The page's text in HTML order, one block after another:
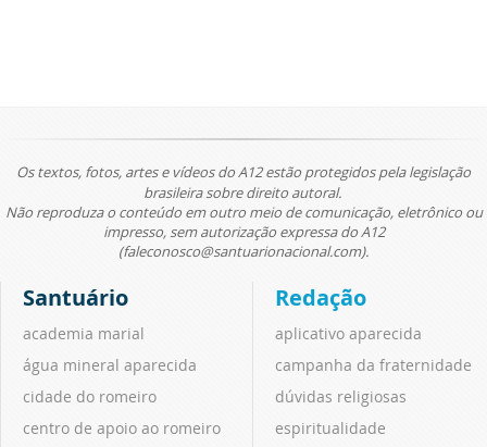
Os textos, fotos, artes e vídeos do A12 estão protegidos pela legislação
brasileira sobre direito autoral.
Não reproduza o conteúdo em outro meio de comunicação, eletrônico ou
impresso, sem autorização expressa do A12
(faleconosco@santuarionacional.com).
Santuário
academia marial
água mineral aparecida
cidade do romeiro
centro de apoio ao romeiro
Redação
aplicativo aparecida
campanha da fraternidade
dúvidas religiosas
espiritualidade